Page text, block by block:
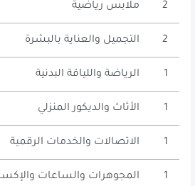
ملابس رياضية 2
التجميل والعناية بالبشرة 2
الرياضة واللياقة البدنية
الأثاث والديكور المنزلي
الاتصالات والخدمات الرقمية
المجوهرات والساعات